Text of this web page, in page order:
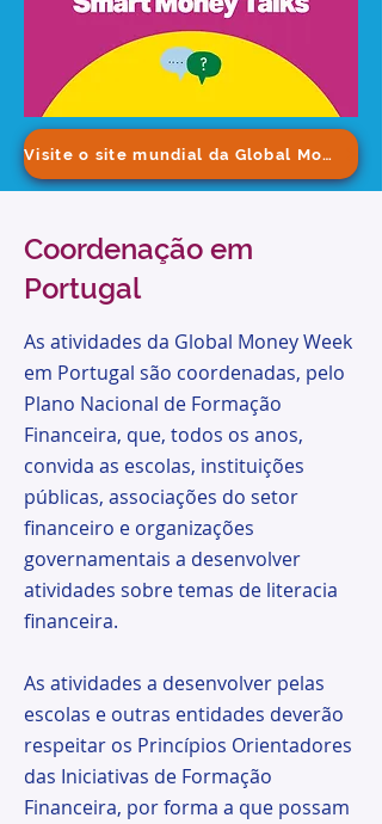
Visite o site mundial da Global Money Week
Coordenação em
Portugal
As atividades da Global Money Week
em Portugal são coordenadas, pelo
Plano Nacional de Formação
Financeira, que, todos os anos,
convida as escolas, instituições
públicas, associações do setor
financeiro e organizações
governamentais a desenvolver
atividades sobre temas de literacia
financeira.
As atividades a desenvolver pelas
escolas e outras entidades deverão
respeitar os Princípios Orientadores
das Iniciativas de Formação
Financeira, por forma a que possam